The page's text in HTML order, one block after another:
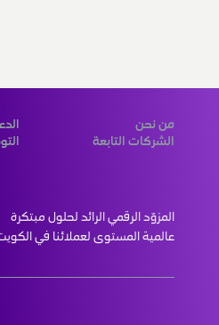
من نحن
الشركات التابعة
عالمية المستوى لعملائنا في